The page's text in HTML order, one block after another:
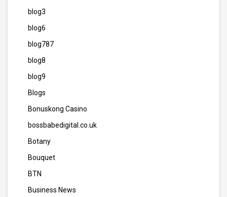
blog3
blog6
blog787
blog8
blog9
Blogs
Bonuskong Casino
bossbabedigital.co.uk
Botany
Bouquet
BTN
Business News